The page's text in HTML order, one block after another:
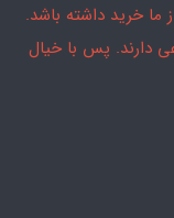
خرید داشته باشد.
دارند. پس با خیال